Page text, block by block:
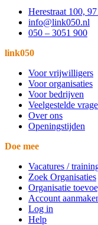
Herestraat 100,
info@link050.nl
050 – 3051 900
link050
Voor vrijwilligers
Voor organisaties
Voor bedrijven
Veelgestelde
Over ons
Openingstijden
Doe mee
Vacatures /
Zoek Organisaties
Organisatie
Account
Log in
Help